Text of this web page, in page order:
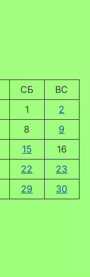
СБ
ВС
1
2
8
9
15
16
22
23
29 30